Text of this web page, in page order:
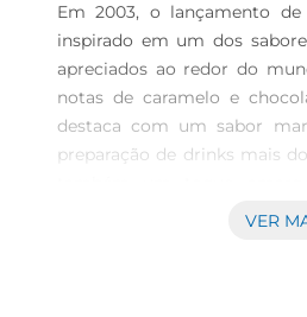
Em 2003, o lançamento
inspirado em um dos
apreciados ao redor do
notas de caramelo e
destaca com um sabor
preparação de drinks mais
Espresso Martini. VER